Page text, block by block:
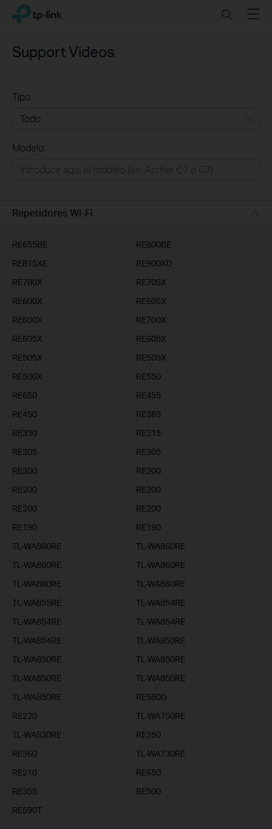
Click
navigation
TP-Link, Reliably Smart SearchMenu
Support Videos
Tipo:
Empresas
Modelo:
Repetidores Wi-Fi
RE655BE
RE800BE
RE815XE
RE900XD
RE780X
RE705X
RE600X
RE605X
RE600X
RE700X
RE605X
RE605X
RE505X
RE505X
RE500X
RE550
RE650
RE455
RE450
RE365
RE330
RE315
RE305
RE305
RE300
RE200
RE200
RE200
RE200
RE200
RE190
RE190
TL-WA860RE
TL-WA860RE
TL-WA860RE
TL-WA860RE
TL-WA860RE
TL-WA860RE
TL-WA855RE
TL-WA854RE
TL-WA854RE
TL-WA854RE
TL-WA854RE
TL-WA850RE
TL-WA850RE
TL-WA850RE
TL-WA850RE
TL-WA850RE
TL-WA850RE
RE580D
RE220
TL-WA750RE
TL-WA830RE
RE350
RE360
TL-WA730RE
RE210
RE650
RE355
RE500
RE590T